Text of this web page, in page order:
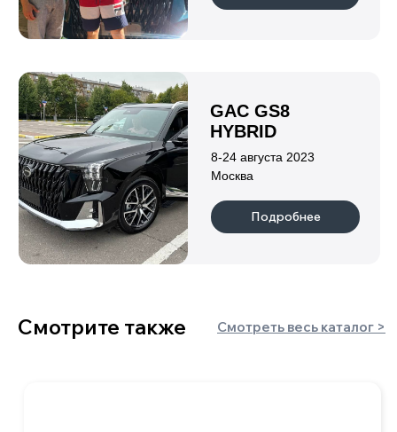
+7 900 051 21 26
mail@kitaj-rulit.ru
Авто по типу кузова
внедорожники/
кроссоверы
седаны
хетчбэки
пикапы